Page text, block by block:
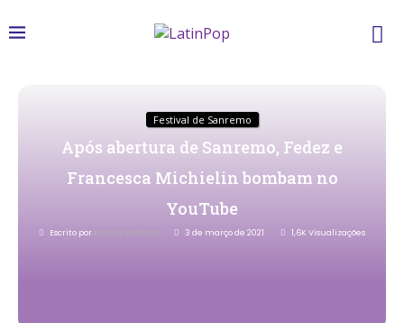
Festival de Sanremo
Após abertura de Sanremo, Fedez e
Francesca Michielin bombam no
YouTube
Escrito por 3 de março de 2021 1,6K Visualizações